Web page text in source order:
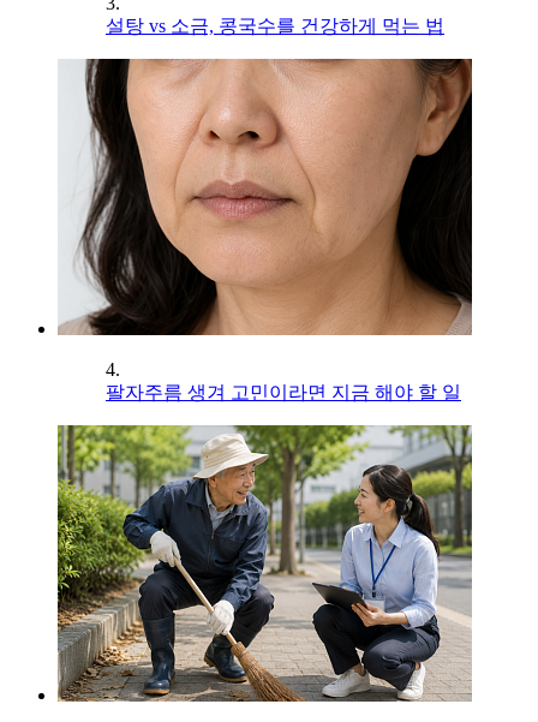
설탕 vs 소금, 콩국수를 건강하게 먹는 법
4.
팔자주름 생겨 고민이라면 지금 해야 할 일